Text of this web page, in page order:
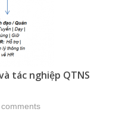
tác nghiệp QTNS